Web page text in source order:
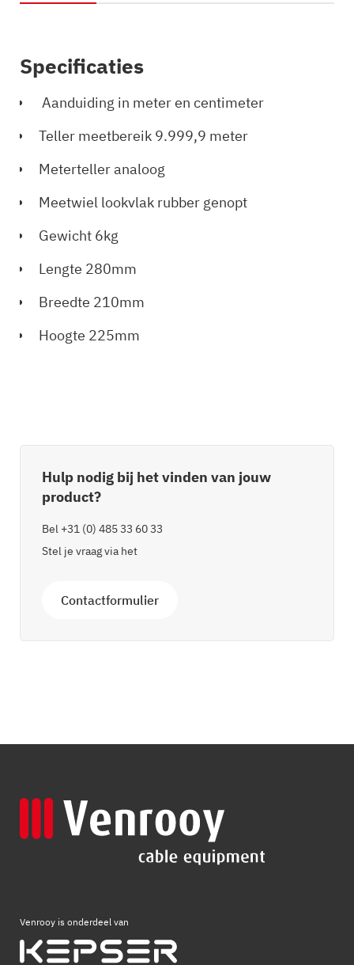
Specificaties
Aanduiding in meter en centimeter
Teller meetbereik 9.999,9 meter
Meterteller analoog
Meetwiel lookvlak rubber genopt
Gewicht 6kg
Lengte 280mm
Breedte 210mm
Hoogte 225mm
Hulp nodig bij het vinden van jouw
product?
Bel +31 (0) 485 33 60 33
Stel je vraag via het
Contactformulier
Venrooy is onderdeel van